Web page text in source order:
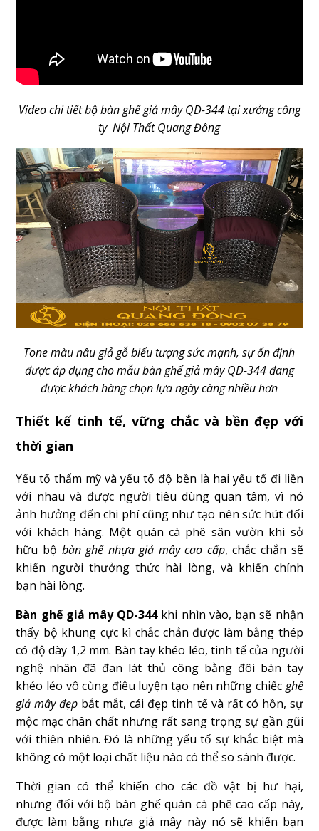
Video chi tiết bộ bàn ghế giả mây QD-344 tại xưởng công
ty Nội Thất Quang Đông
Tone màu nâu giả gỗ biểu tượng sức mạnh, sự ổn định
được áp dụng cho mẫu bàn ghế giả mây QD-344 đang
được khách hàng chọn lựa ngày càng nhiều hơn
Thiết kế tinh tế, vững chắc và bền đẹp với
thời gian
Yếu tố thẩm mỹ và yếu tố độ bền là hai yếu tố đi liền
với nhau và được người tiêu dùng quan tâm, vì nó
ảnh hưởng đến chi phí cũng như tạo nên sức hút đối
với khách hàng. Một quán cà phê sân vườn khi sở
hữu bộ bàn ghế nhựa giả mây cao cấp, chắc chắn sẽ
khiến người thưởng thức hài lòng, và khiến chính
bạn hài lòng.
Bàn ghế giả mây QD-344khi nhìn vào, bạn sẽ nhận
thấy bộ khung cực kì chắc chắn được làm bằng thép
có độ dày 1,2 mm. Bàn tay khéo léo, tinh tế của người
nghệ nhân đã đan lát thủ công bằng đôi bàn tay
khéo léo vô cùng điêu luyện tạo nên những chiếc ghế
giả mây đẹp bắt mắt, cái đẹp tinh tế và rất có hồn, sự
mộc mạc chân chất nhưng rất sang trọng sự gần gũi
với thiên nhiên. Đó là những yếu tố sự khắc biệt mà
không có một loại chất liệu nào có thể so sánh được.
Thời gian có thể khiến cho các đồ vật bị hư hại,
nhưng đối với bộ bàn ghế quán cà phê cao cấp này,
được làm bằng nhựa giả mây này nó sẽ khiến bạn